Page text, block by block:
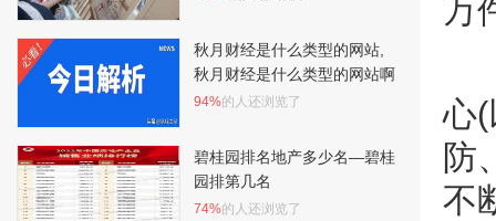
万
心(
防
不
秋月财经是什么类型的网站,
秋月财经是什么类型的网站啊
94%的人还浏览了
碧桂园排名地产多少名—碧桂
园排第几名
74%的人还浏览了